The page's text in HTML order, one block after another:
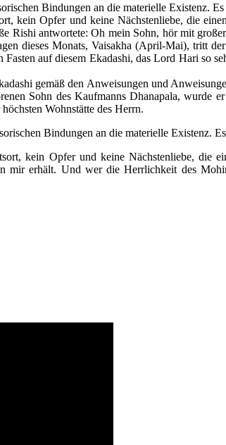
Bindungen an die materielle Existenz.
Opfer und keine Nächstenliebe, die
Rishi antwortete: Oh mein Sohn, hör mit
dieses Monats, Vaisakha (April-Mai), tritt
auf diesem Ekadashi, das Lord Hari so
gemäß den Anweisungen und
Sohn des Kaufmanns Dhanapala, wurde
Wohnstätte des Herrn.
Bindungen an die materielle Existenz.
kein Opfer und keine Nächstenliebe, die
mir erhält. Und wer die Herrlichkeit des